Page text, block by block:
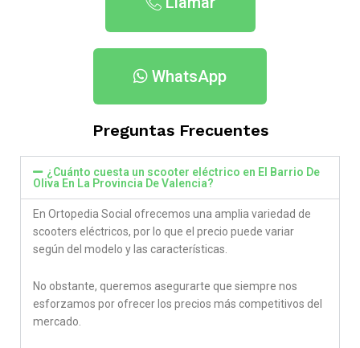
WhatsApp
Preguntas Frecuentes
¿Cuánto cuesta un scooter eléctrico en El Barrio De
Oliva En La Provincia De Valencia​?
En Ortopedia Social ofrecemos una amplia variedad de
scooters eléctricos, por lo que el precio puede variar
según del modelo y las características.
No obstante, queremos asegurarte que siempre nos
esforzamos por ofrecer los precios más competitivos del
mercado.